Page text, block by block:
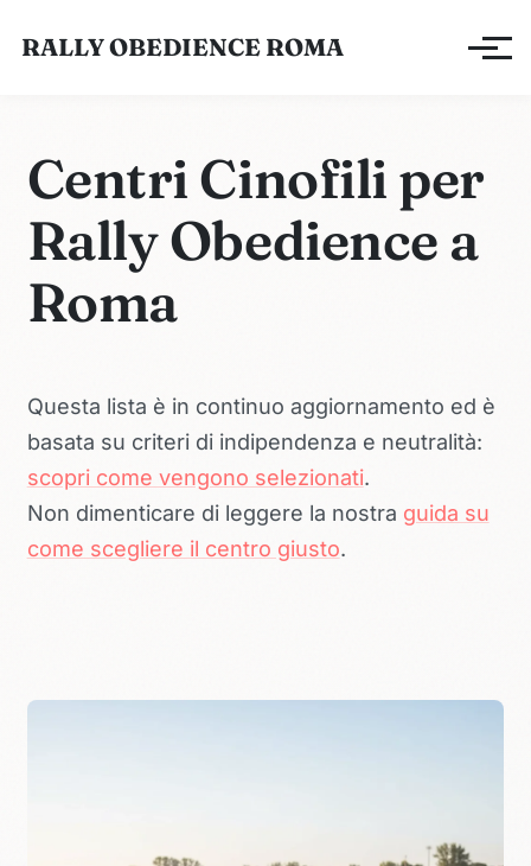
RALLY OBEDIENCE ROMA Apri/
Centri Cinofili per
Rally Obedience a
Roma
Questa lista è in continuo aggiornamento ed è
basata su criteri di indipendenza e neutralità:
scopri come vengono selezionati.
Non dimenticare di leggere la nostra guida su
come scegliere il centro giusto.